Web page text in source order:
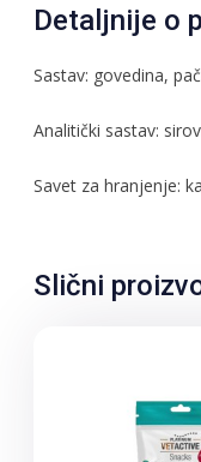
Detaljnije o
Sastav: govedina,
Analitički sastav:
Savet za hranjenje:
Slični